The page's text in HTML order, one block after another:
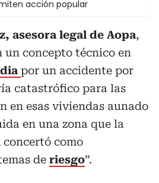
acción popular
asesora legal de Aopa,
un concepto técnico en
por un accidente por
catastrófico para las
en esas viviendas aunado
en una zona que la
concertó como
de riesgo”.